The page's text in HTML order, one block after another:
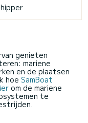
genieten
mariene
en de plaatsen
hoe SamBoat
om de mariene
te